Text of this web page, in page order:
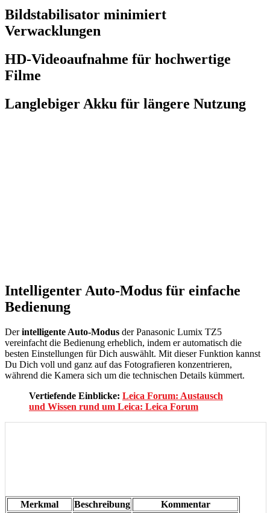
Bildstabilisator minimiert
Verwacklungen
HD-Videoaufnahme für hochwertige
Filme
Langlebiger Akku für längere Nutzung
Intelligenter Auto-Modus für einfache
Bedienung
Derintelligente Auto-Modus der Panasonic Lumix TZ5
vereinfacht die Bedienung erheblich, indem er automatisch die
besten Einstellungen für Dich auswählt. Mit dieser Funktion kannst
Du Dich voll und ganz auf das Fotografieren konzentrieren,
während die Kamera sich um die technischen Details kümmert.
Vertiefende Einblicke: Leica Forum: Austausch
und Wissen rund um Leica: Leica Forum
Merkmal Beschreibung
Kommentar